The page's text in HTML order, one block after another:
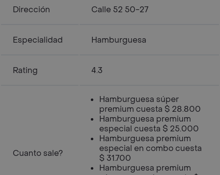
Dirección Calle 52 50-27
Especialidad Hamburguesa
Rating 4.3
Cuanto sale?
Hamburguesa súper
premium cuesta $ 28.800
Hamburguesa premium
especial cuesta $ 25.000
Hamburguesa premium
especial en combo cuesta
$ 31.700
Hamburguesa premium